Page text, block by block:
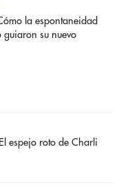
la espontaneidad
guiaron su nuevo
espejo roto de Charli